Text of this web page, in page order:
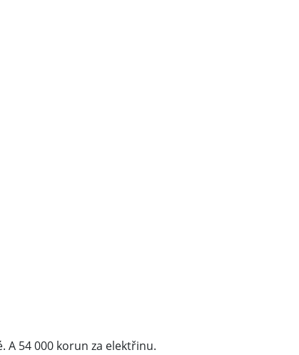
A 54 000 korun za elektřinu.